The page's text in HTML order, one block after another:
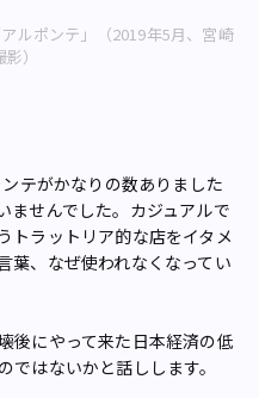
ルポンテ」（2019年5月、宮崎
）
テがかなりの数ありました
ませんでした。カジュアルで
トラットリア的な店をイタメ
葉、なぜ使われなくなってい
後にやって来た日本経済の低
はないかと話しします。